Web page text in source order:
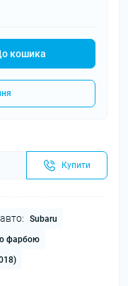
кошика
Купити
Subaru
фарбою